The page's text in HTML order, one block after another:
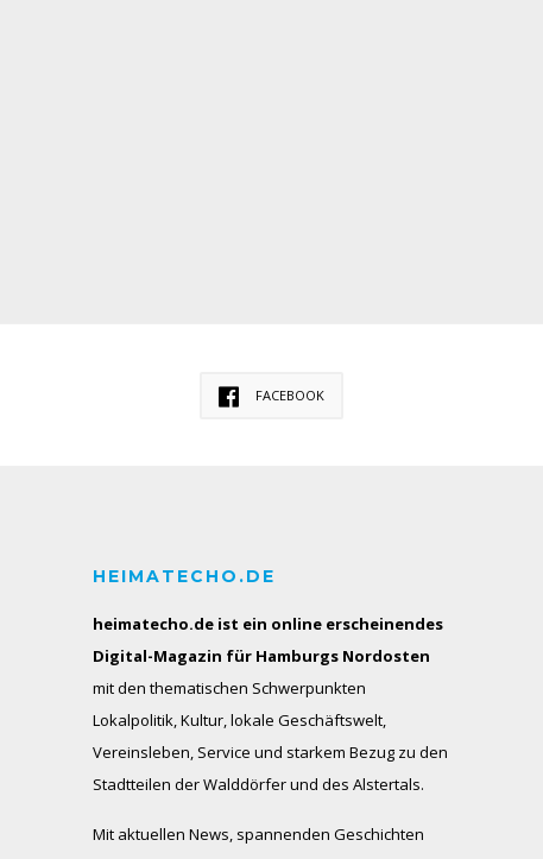
FACEBOOK
HEIMATECHO.DE
heimatecho.de ist ein online erscheinendes
Digital-Magazin für Hamburgs Nordosten
mit den thematischen Schwerpunkten
Lokalpolitik, Kultur, lokale Geschäftswelt,
Vereinsleben, Service und starkem Bezug zu den
Stadtteilen der Walddörfer und des Alstertals.
Mit aktuellen News, spannenden Geschichten